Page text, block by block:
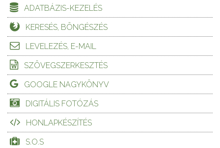
ADATBÁZIS-KEZELÉS
KERESÉS, BÖNGÉSZÉS
LEVELEZÉS, E-MAIL
SZÖVEGSZERKESZTÉS
GOOGLE NAGYKÖNYV
DIGITÁLIS FOTÓZÁS
HONLAPKÉSZÍTÉS
S.O.S